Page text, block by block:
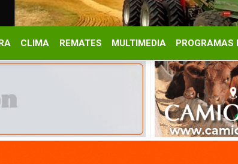
REMATES MULTIMEDIA PROGRAMAS RADIO IMÁGENES